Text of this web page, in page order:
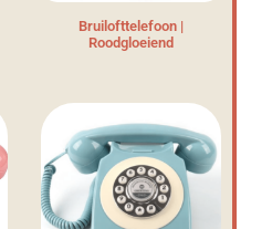
Bruilofttelefoon |
Roodgloeiend